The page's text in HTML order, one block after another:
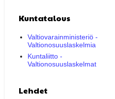
Kuntatalous
Valtiovarainministeriö -
Valtionosuuslaskelmia
Kuntaliitto -
Valtionosuuslaskelmat
Lehdet